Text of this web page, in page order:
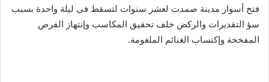
فتح أسوار مدينة صمدت لعشر سنوات لتسقط فى ليلة واحدة بسبب
سؤ التقديرات والركض خلف تحقيق المكاسب وإنتهاز الفرص
المفخخة وإكتساب الغنائم الملغومة.